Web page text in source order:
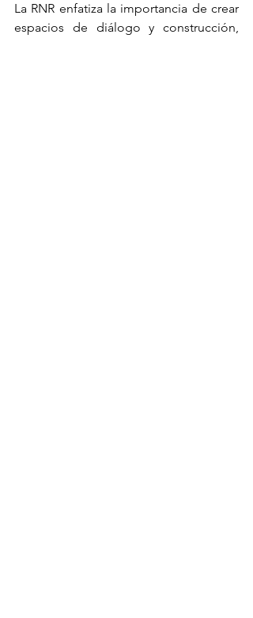
La RNR enfatiza la importancia de crear
espacios de diálogo y construcción,